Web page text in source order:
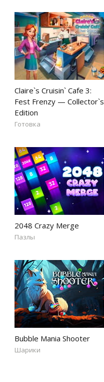
Claire`s Cruisin` Cafe 3:
Fest Frenzy — Collector`s
Edition
Готовка
2048 Crazy Merge
Пазлы
Bubble Mania Shooter
Шарики